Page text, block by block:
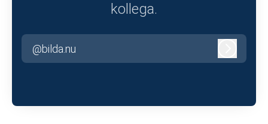
kollega.
@bilda.nu